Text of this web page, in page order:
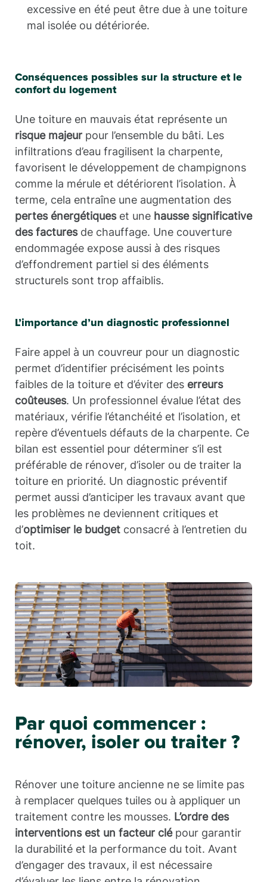
excessive en été peut être due à une toiture
mal isolée ou détériorée.
Conséquences possibles sur la structure et le
confort du logement
Une toiture en mauvais état représente un
risque majeur pour l’ensemble du bâti. Les
infiltrations d’eau fragilisent la charpente,
favorisent le développement de champignons
comme la mérule et détériorent l’isolation. À
terme, cela entraîne une augmentation des
pertes énergétiqueset une hausse significative
des facturesde chauffage. Une couverture
endommagée expose aussi à des risques
d’effondrement partiel si des éléments
structurels sont trop affaiblis.
L’importance d’un diagnostic professionnel
Faire appel à un couvreur pour un diagnostic
permet d’identifier précisément les points
faibles de la toiture et d’éviter des erreurs
coûteuses. Un professionnel évalue l’état des
matériaux, vérifie l’étanchéité et l’isolation, et
repère d’éventuels défauts de la charpente. Ce
bilan est essentiel pour déterminer s’il est
préférable de rénover, d’isoler ou de traiter la
toiture en priorité. Un diagnostic préventif
permet aussi d’anticiper les travaux avant que
les problèmes ne deviennent critiques et
d’optimiser le budget consacré à l’entretien du
toit.
Par quoi commencer :
rénover, isoler ou traiter ?
Rénover une toiture ancienne ne se limite pas
à remplacer quelques tuiles ou à appliquer un
traitement contre les mousses. L’ordre des
interventions est un facteur clépour garantir
la durabilité et la performance du toit. Avant
d’engager des travaux, il est nécessaire